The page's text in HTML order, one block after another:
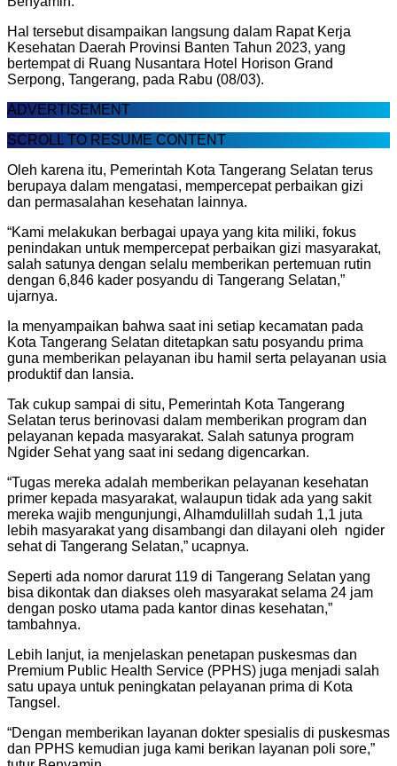
Hal tersebut disampaikan langsung dalam Rapat Kerja
Kesehatan Daerah Provinsi Banten Tahun 2023, yang
bertempat di Ruang Nusantara Hotel Horison Grand
Serpong, Tangerang, pada Rabu (08/03).
ADVERTISEMENT
SCROLL TO RESUME CONTENT
Oleh karena itu, Pemerintah Kota Tangerang Selatan terus
berupaya dalam mengatasi, mempercepat perbaikan gizi
dan permasalahan kesehatan lainnya.
“Kami melakukan berbagai upaya yang kita miliki, fokus
penindakan untuk mempercepat perbaikan gizi masyarakat,
salah satunya dengan selalu memberikan pertemuan rutin
dengan 6,846 kader posyandu di Tangerang Selatan,”
ujarnya.
Ia menyampaikan bahwa saat ini setiap kecamatan pada
Kota Tangerang Selatan ditetapkan satu posyandu prima
guna memberikan pelayanan ibu hamil serta pelayanan usia
produktif dan lansia.
Tak cukup sampai di situ, Pemerintah Kota Tangerang
Selatan terus berinovasi dalam memberikan program dan
pelayanan kepada masyarakat. Salah satunya program
Ngider Sehat yang saat ini sedang digencarkan.
“Tugas mereka adalah memberikan pelayanan kesehatan
primer kepada masyarakat, walaupun tidak ada yang sakit
mereka wajib mengunjungi, Alhamdulillah sudah 1,1 juta
lebih masyarakat yang disambangi dan dilayani oleh ngider
sehat di Tangerang Selatan,” ucapnya.
Seperti ada nomor darurat 119 di Tangerang Selatan yang
bisa dikontak dan diakses oleh masyarakat selama 24 jam
dengan posko utama pada kantor dinas kesehatan,”
tambahnya.
Lebih lanjut, ia menjelaskan penetapan puskesmas dan
Premium Public Health Service (PPHS) juga menjadi salah
satu upaya untuk peningkatan pelayanan prima di Kota
Tangsel.
“Dengan memberikan layanan dokter spesialis di puskesmas
dan PPHS kemudian juga kami berikan layanan poli sore,”